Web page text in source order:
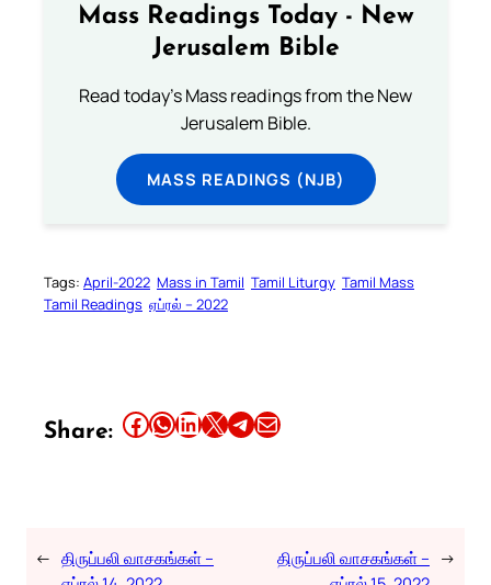
Mass Readings Today - New
Jerusalem Bible
Read today's Mass readings from the New
Jerusalem Bible.
MASS READINGS (NJB)
Tags: April-2022 Mass in Tamil Tamil Liturgy Tamil Mass
Tamil Readings ஏப்ரல் – 2022
Share: Share this article on Facebook Share this article on WhatsApp Share this article on LinkedIn Share this article on X Share this article on TelegramEmail this Article
← திருப்பலி வாசகங்கள் –
திருப்பலி வாசகங்கள் – →